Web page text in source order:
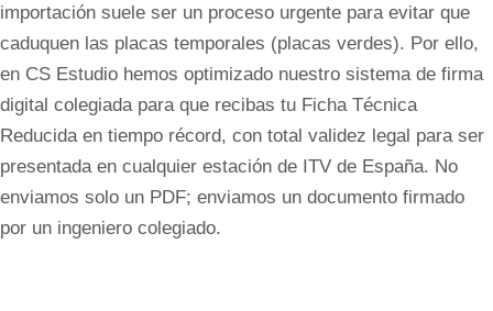
importación suele ser un proceso urgente para evitar que
caduquen las placas temporales (placas verdes). Por ello,
en CS Estudio hemos optimizado nuestro sistema de firma
digital colegiada para que recibas tu Ficha Técnica
Reducida en tiempo récord, con total validez legal para ser
presentada en cualquier estación de ITV de España. No
enviamos solo un PDF; enviamos un documento firmado
por un ingeniero colegiado.